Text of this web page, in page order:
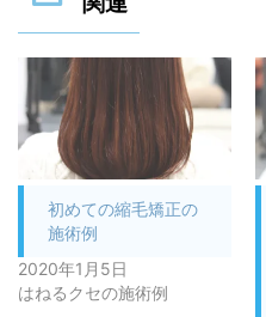
初めての縮毛矯正の
施術例
2020年1月5日
はねるクセの施術例